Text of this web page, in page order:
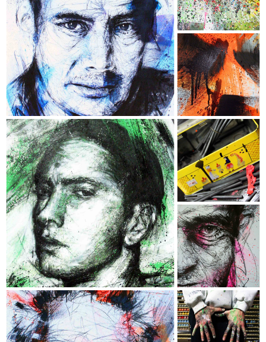
BERNARD CAMPAN
- Collection "Chromophobia" -
- Dimensions : 120 x 74 cm -
- Techniques : Acrylique, Encre, Fusain,
Crayon de couleur & Aérosol -
- Châssis conçu sur mesure en
MERANTI authentique -
EMINEM
- Collection "Chromophobia" -
- Dimensions : 116 x 81 cm -
- Techniques : Acrylique, Encre, Fusain,
Crayon de couleur & Aérosol -
- Châssis classique -